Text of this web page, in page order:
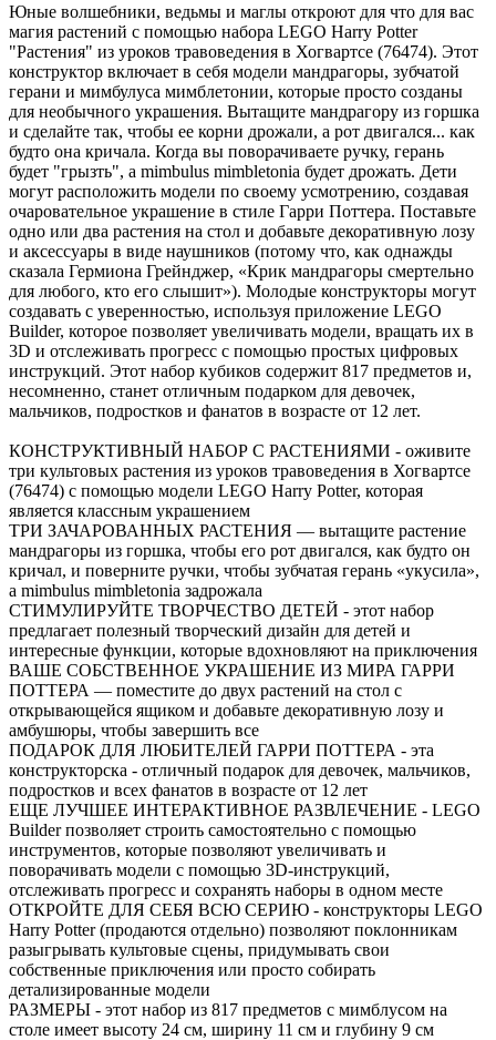
Юные волшебники, ведьмы и маглы откроют для что для вас
магия растений с помощью набора LEGO Harry Potter
"Растения" из уроков травоведения в Хогвартсе (76474). Этот
конструктор включает в себя модели мандрагоры, зубчатой
герани и мимбулуса мимблетонии, которые просто созданы
для необычного украшения. Вытащите мандрагору из горшка
и сделайте так, чтобы ее корни дрожали, а рот двигался... как
будто она кричала. Когда вы поворачиваете ручку, герань
будет "грызть", а mimbulus mimbletonia будет дрожать. Дети
могут расположить модели по своему усмотрению, создавая
очаровательное украшение в стиле Гарри Поттера. Поставьте
одно или два растения на стол и добавьте декоративную лозу
и аксессуары в виде наушников (потому что, как однажды
сказала Гермиона Грейнджер, «Крик мандрагоры смертельно
для любого, кто его слышит»). Молодые конструкторы могут
создавать с уверенностью, используя приложение LEGO
Builder, которое позволяет увеличивать модели, вращать их в
3D и отслеживать прогресс с помощью простых цифровых
инструкций. Этот набор кубиков содержит 817 предметов и,
несомненно, станет отличным подарком для девочек,
мальчиков, подростков и фанатов в возрасте от 12 лет.
КОНСТРУКТИВНЫЙ НАБОР С РАСТЕНИЯМИ - оживите
три культовых растения из уроков травоведения в Хогвартсе
(76474) с помощью модели LEGO Harry Potter, которая
является классным украшением
ТРИ ЗАЧАРОВАННЫХ РАСТЕНИЯ — вытащите растение
мандрагоры из горшка, чтобы его рот двигался, как будто он
кричал, и поверните ручки, чтобы зубчатая герань «укусила»,
а mimbulus mimbletonia задрожала
СТИМУЛИРУЙТЕ ТВОРЧЕСТВО ДЕТЕЙ - этот набор
предлагает полезный творческий дизайн для детей и
интересные функции, которые вдохновляют на приключения
ВАШЕ СОБСТВЕННОЕ УКРАШЕНИЕ ИЗ МИРА ГАРРИ
ПОТТЕРА — поместите до двух растений на стол с
открывающейся ящиком и добавьте декоративную лозу и
амбушюры, чтобы завершить все
ПОДАРОК ДЛЯ ЛЮБИТЕЛЕЙ ГАРРИ ПОТТЕРА - эта
конструкторска - отличный подарок для девочек, мальчиков,
подростков и всех фанатов в возрасте от 12 лет
ЕЩЕ ЛУЧШЕЕ ИНТЕРАКТИВНОЕ РАЗВЛЕЧЕНИЕ - LEGO
Builder позволяет строить самостоятельно с помощью
инструментов, которые позволяют увеличивать и
поворачивать модели с помощью 3D-инструкций,
отслеживать прогресс и сохранять наборы в одном месте
ОТКРОЙТЕ ДЛЯ СЕБЯ ВСЮ СЕРИЮ - конструкторы LEGO
Harry Potter (продаются отдельно) позволяют поклонникам
разыгрывать культовые сцены, придумывать свои
собственные приключения или просто собирать
детализированные модели
РАЗМЕРЫ - этот набор из 817 предметов с мимблусом на
столе имеет высоту 24 см, ширину 11 см и глубину 9 см